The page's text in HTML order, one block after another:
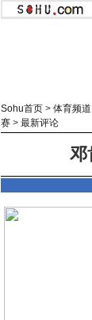
Sohu首页 > 体育频道
赛 > 最新评论
邓